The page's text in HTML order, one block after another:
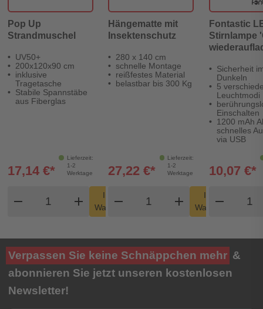
Pop Up
Strandmuschel
UV50+
200x120x90 cm
inklusive
Tragetasche
Stabile Spannstäbe
aus Fiberglas
Lieferzeit:
1-2
Werktage
17,14 €*
remove
Produkt Warenkorb Menge
add
In den
Warenkorb
shopping_cart
Hängematte mit
Insektenschutz
280 x 140 cm
schnelle Montage
reißfestes Material
belastbar bis 300 Kg
Lieferzeit:
1-2
Werktage
27,22 €*
remove
Produkt Warenkorb
add
In den
Warenkorb
shopping_cart
Fontastic
Stirnlampe
Sicherheit
Dunkeln
5
Leuchtmodi
Einschalten
1200 mAh
schnelles
via USB
10,07 €*
remove
Verpassen Sie keine Schnäppchen mehr &
abonnieren Sie jetzt unseren kostenlosen
Newsletter!